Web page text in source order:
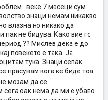
веке 7 месеци сум
знаци немам никакво
влазна но никако да
пак не бидува. Како вие го
Мислев дека е до
повекето е така. Ја
тука. Знаци сепак
прасувам кога ке биде тоа
мозам да се
сега оак нема да ми е убаво